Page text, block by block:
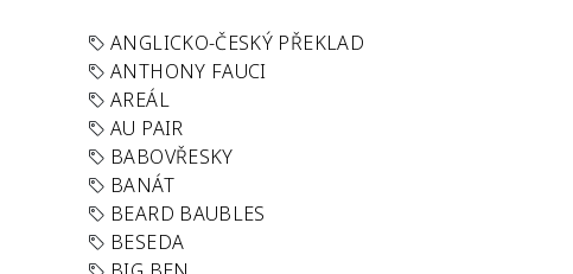
ANGLICKO-ČESKÝ PŘEKLAD
ANTHONY FAUCI
AREÁL
AU PAIR
BABOVŘESKY
BANÁT
BEARD BAUBLES
BESEDA